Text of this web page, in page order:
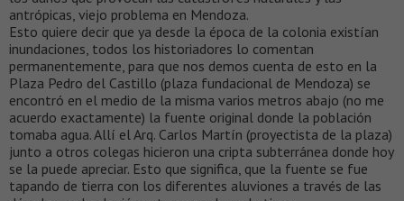
antrópicas, viejo problema en Mendoza.
Esto quiere decir que ya desde la época de la colonia existían
inundaciones, todos los historiadores lo comentan
permanentemente, para que nos demos cuenta de esto en la
Plaza Pedro del Castillo (plaza fundacional de Mendoza) se
encontró en el medio de la misma varios metros abajo (no me
acuerdo exactamente) la fuente original donde la población
tomaba agua. Allí el Arq. Carlos Martín (proyectista de la plaza)
junto a otros colegas hicieron una cripta subterránea donde hoy
se la puede apreciar. Esto que significa, que la fuente se fue
tapando de tierra con los diferentes aluviones a través de las